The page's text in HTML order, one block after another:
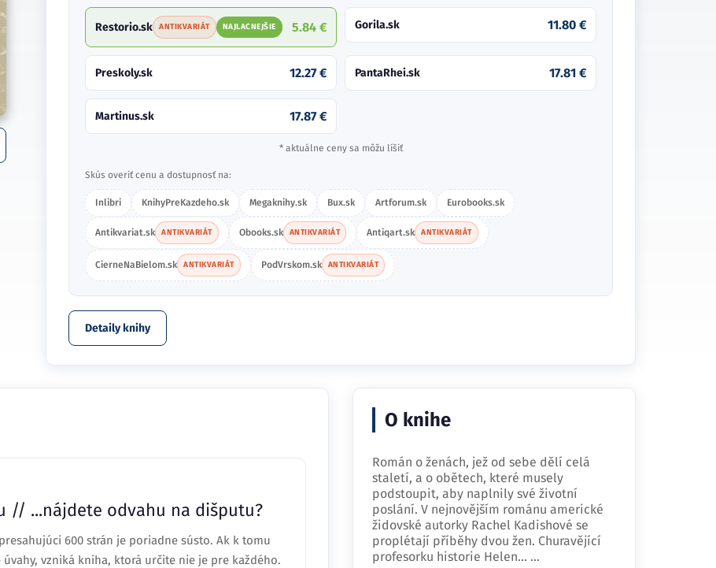
Restorio.sk ANTIKVARIÁT NAJLACNEJŠIE 5.84 € Gorila.sk 11.80 €
Preskoly.sk 12.27 € PantaRhei.sk 17.81 €
Martinus.sk 17.87 €
* aktuálne ceny sa môžu líšiť
Skús overiť cenu a dostupnosť na:
Inlibri KnihyPreKazdeho.sk Megaknihy.sk Bux.sk Artforum.sk Eurobooks.sk
Antikvariat.sk ANTIKVARIÁT Obooks.sk ANTIKVARIÁT Antiqart.sk ANTIKVARIÁT
CierneNaBielom.sk ANTIKVARIÁT PodVrskom.sk ANTIKVARIÁT
Detaily knihy
// ...nájdete odvahu na dišputu?
600 strán je poriadne sústo. Ak k tomu
vzniká kniha, ktorá určite nie je pre každého.
O knihe
Román o ženách, jež od sebe dělí celá
staletí, a o obětech, které musely
podstoupit, aby naplnily své životní
poslání. V nejnovějším románu americké
židovské autorky Rachel Kadishové se
proplétají příběhy dvou žen. Churavějící
profesorku historie Helen… ...